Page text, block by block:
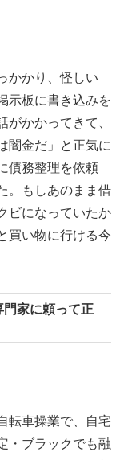
かかり、怪しい
示板に書き込みを
がかかってきて、
闇金だ」と正気に
債務整理を依頼
。もしあのまま借
ビになっていたか
買い物に行ける今
家に頼って正
転車操業で、自宅
・ブラックでも融